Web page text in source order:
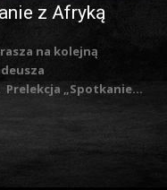
z Afryką
na kolejną
Zarzyckiego pt. Spotkanie z Afryką. Prelekcja „Spotkanie...